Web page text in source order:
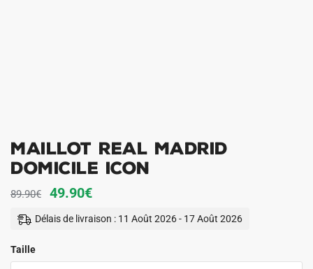
MAILLOT REAL MADRID
DOMICILE ICON
89.90€
Le
prix
49.90€Le
prix
Délais de livraison : 11 Août 2026 - 17 Août 2026
Taille